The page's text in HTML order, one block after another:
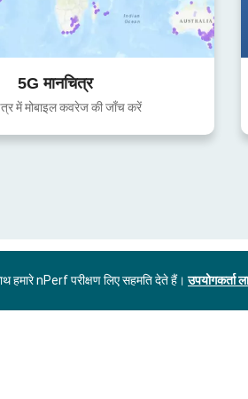
5G मानचित्र
में मोबाइल कवरेज की जाँच करें
हमारे nPerf परीक्षण लिए सहमति देते हैं।उपयोगकर्ता